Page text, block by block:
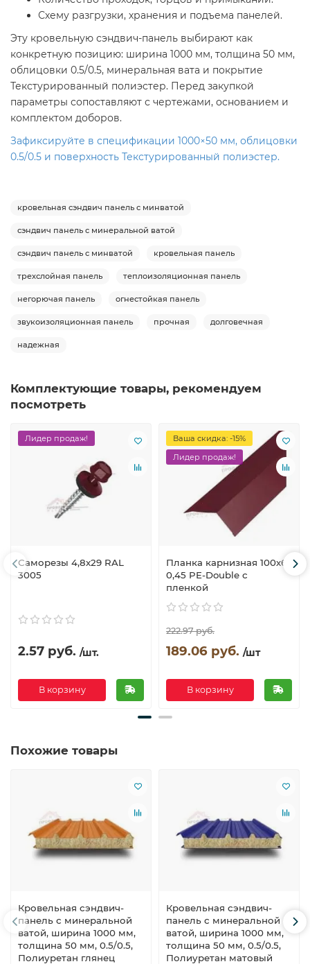
Схему разгрузки, хранения и подъема панелей.
Эту кровельную сэндвич-панель выбирают как
конкретную позицию: ширина 1000 мм, толщина 50 мм,
облицовки 0.5/0.5, минеральная вата и покрытие
Текстурированный полиэстер. Перед закупкой
параметры сопоставляют с чертежами, основанием и
комплектом доборов.
Зафиксируйте в спецификации 1000×50 мм, облицовки
0.5/0.5 и поверхность Текстурированный полиэстер.
кровельная сэндвич панель с минватой
сэндвич панель с минеральной ватой
сэндвич панель с минватой кровельная панель
трехслойная панель теплоизоляционная панель
негорючая панель огнестойкая панель
звукоизоляционная панель прочная долговечная
надежная
Комплектующие товары, рекомендуем
посмотреть
Лидер продаж!
Саморезы 4,8х29 RAL
3005
2.57 руб. /шт.
В корзину
Ваша скидка: -15%
Лидер продаж!
Планка карнизная 100х65
0,45 PE-Double с
пленкой
222.97 руб.
189.06 руб. /шт
В корзину
Похожие товары
Кровельная сэндвич-
панель с минеральной
ватой, ширина 1000 мм,
толщина 50 мм, 0.5/0.5,
Полиуретан глянец
Кровельная сэндвич-
панель с минеральной
ватой, ширина 1000 мм,
толщина 50 мм, 0.5/0.5,
Полиуретан матовый